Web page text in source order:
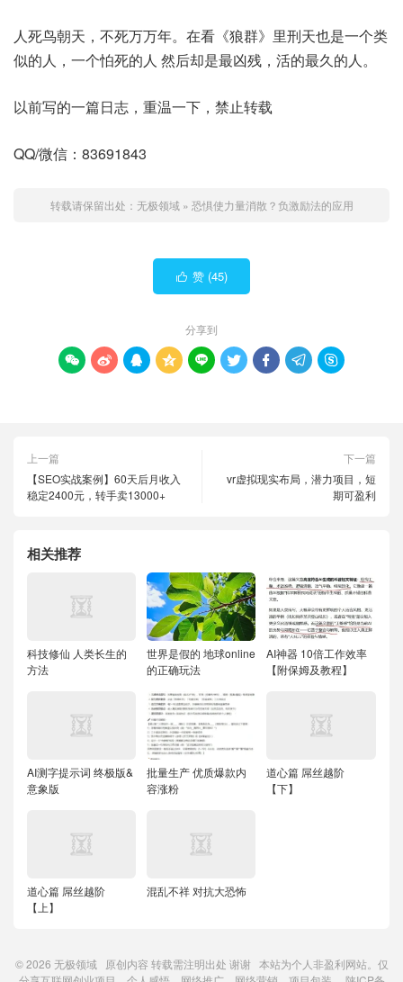
人死鸟朝天，不死万万年。在看《狼群》里刑天也是一个类
似的人，一个怕死的人 然后却是最凶残，活的最久的人。
以前写的一篇日志，重温一下，禁止转载
QQ/微信：83691843
转载请保留出处： 无极领域 » 恐惧使力量消散？负激励法的应用
 赞 (45)
分享到
        
上一篇
【SEO实战案例】60天后月收入
稳定2400元，转手卖13000+
下一篇
vr虚拟现实布局，潜力项目，短
期可盈利
相关推荐
科技修仙 人类长生的
方法
世界是假的 地球online
的正确玩法
AI神器 10倍工作效率
【附保姆及教程】
AI测字提示词 终极版&
意象版
批量生产 优质爆款内
容涨粉
道心篇 屌丝越阶
【下】
道心篇 屌丝越阶
【上】
混乱不祥 对抗大恐怖
© 2026 无极领域 原创内容 转载需注明出处 谢谢 本站为个人非盈利网站。仅